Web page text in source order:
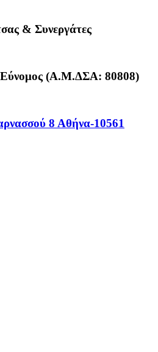
& Συνεργάτες
Εύνομος (Α.Μ.ΔΣΑ: 80808)
8 Αθήνα-10561